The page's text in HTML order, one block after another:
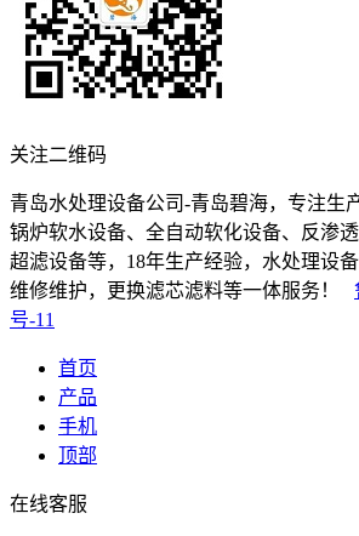
关注二维码
青岛水处理设备公司-青岛碧海，专注生
锅炉软水设备、全自动软化设备、反渗
超滤设备等，18年生产经验，水处理设
维修维护，更换滤芯滤料等一体服务！
号-11
首页
产品
手机
顶部
在线客服